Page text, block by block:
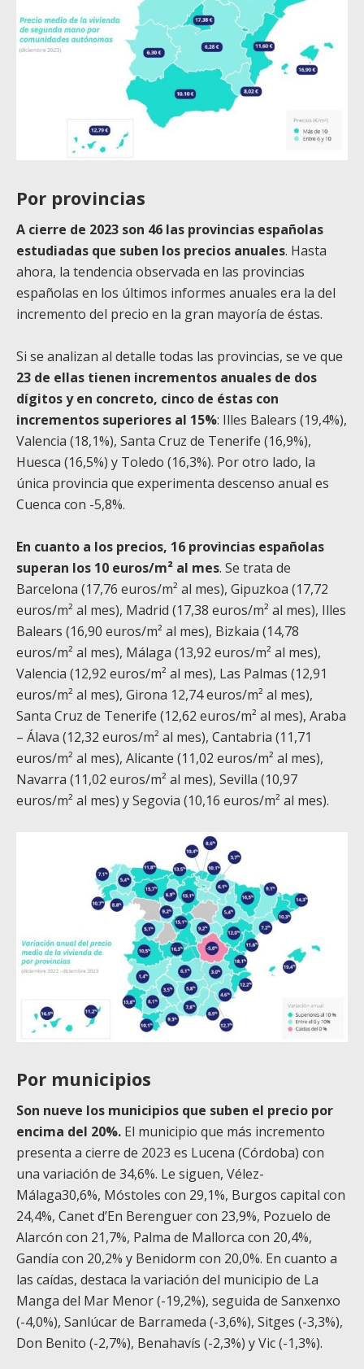
Por provincias
A cierre de 2023 son 46 las provincias españolas
estudiadas que suben los precios anuales. Hasta
ahora, la tendencia observada en las provincias
españolas en los últimos informes anuales era la del
incremento del precio en la gran mayoría de éstas.
Si se analizan al detalle todas las provincias, se ve que
23 de ellas tienen incrementos anuales de dos
dígitos y en concreto, cinco de éstas con
incrementos superiores al 15%: Illes Balears (19,4%),
Valencia (18,1%), Santa Cruz de Tenerife (16,9%),
Huesca (16,5%) y Toledo (16,3%). Por otro lado, la
única provincia que experimenta descenso anual es
Cuenca con -5,8%.
En cuanto a los precios, 16 provincias españolas
superan los 10 euros/m² al mes. Se trata de
Barcelona (17,76 euros/m² al mes), Gipuzkoa (17,72
euros/m² al mes), Madrid (17,38 euros/m² al mes), Illes
Balears (16,90 euros/m² al mes), Bizkaia (14,78
euros/m² al mes), Málaga (13,92 euros/m² al mes),
Valencia (12,92 euros/m² al mes), Las Palmas (12,91
euros/m² al mes), Girona 12,74 euros/m² al mes),
Santa Cruz de Tenerife (12,62 euros/m² al mes), Araba
– Álava (12,32 euros/m² al mes), Cantabria (11,71
euros/m² al mes), Alicante (11,02 euros/m² al mes),
Navarra (11,02 euros/m² al mes), Sevilla (10,97
euros/m² al mes) y Segovia (10,16 euros/m² al mes).
Por municipios
Son nueve los municipios que suben el precio por
encima del 20%. El municipio que más incremento
presenta a cierre de 2023 es Lucena (Córdoba) con
una variación de 34,6%. Le siguen, Vélez-
Málaga30,6%, Móstoles con 29,1%, Burgos capital con
24,4%, Canet d’En Berenguer con 23,9%, Pozuelo de
Alarcón con 21,7%, Palma de Mallorca con 20,4%,
Gandía con 20,2% y Benidorm con 20,0%. En cuanto a
las caídas, destaca la variación del municipio de La
Manga del Mar Menor (-19,2%), seguida de Sanxenxo
(-4,0%), Sanlúcar de Barrameda (-3,6%), Sitges (-3,3%),
Don Benito (-2,7%), Benahavís (-2,3%) y Vic (-1,3%).